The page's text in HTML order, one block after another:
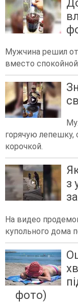
Мужчина решил
вместо
горячую
корочкой.
з
На видео
купольного дома
фото)